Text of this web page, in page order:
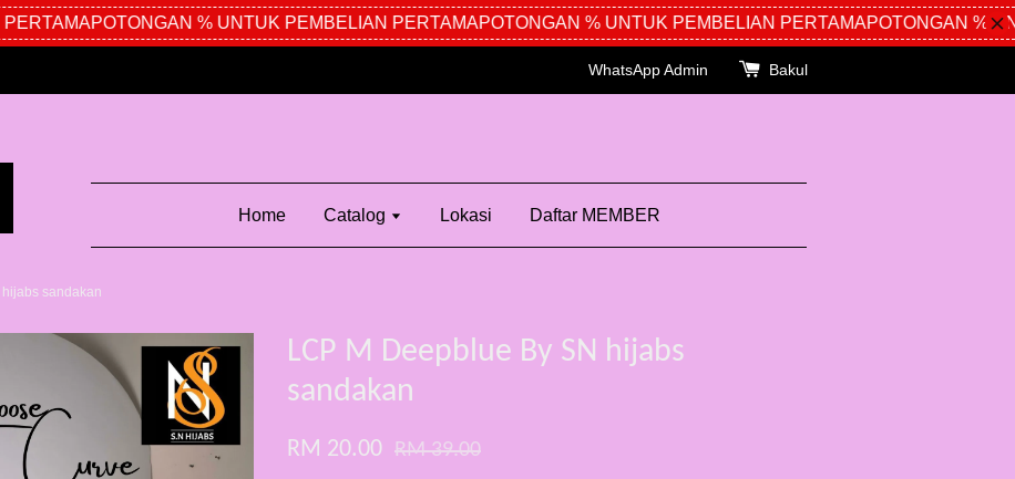
POTONGAN % UNTUK PEMBELIAN PERTAMAPOTONGAN % UNTUK PEMBELIAN PERTAMAPOTONGAN %
WhatsApp Admin Bakul
Home Catalog Lokasi Daftar MEMBER
sandakan
LCP M Deepblue By SN hijabs
sandakan
RM 20.00 RM 39.00